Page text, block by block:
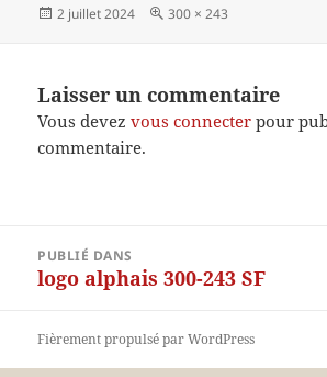
Publié
2 juillet 2024
Taille
300 × 243
Laisser un commentaire
Vous devezvous connecter pour
commentaire.
l’article
PUBLIÉ DANS
logo alphais 300-243 SF
Fièrement propulsé par WordPress